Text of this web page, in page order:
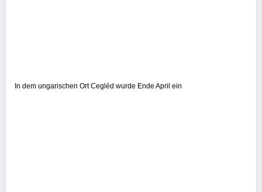
In dem ungarischen Ort Cegléd wurde Ende April ein